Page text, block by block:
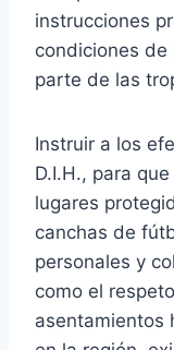
instrucciones
condiciones de
parte de las
Instruir a los
D.I.H., para
lugares
canchas de
personales y
como el
asentamientos